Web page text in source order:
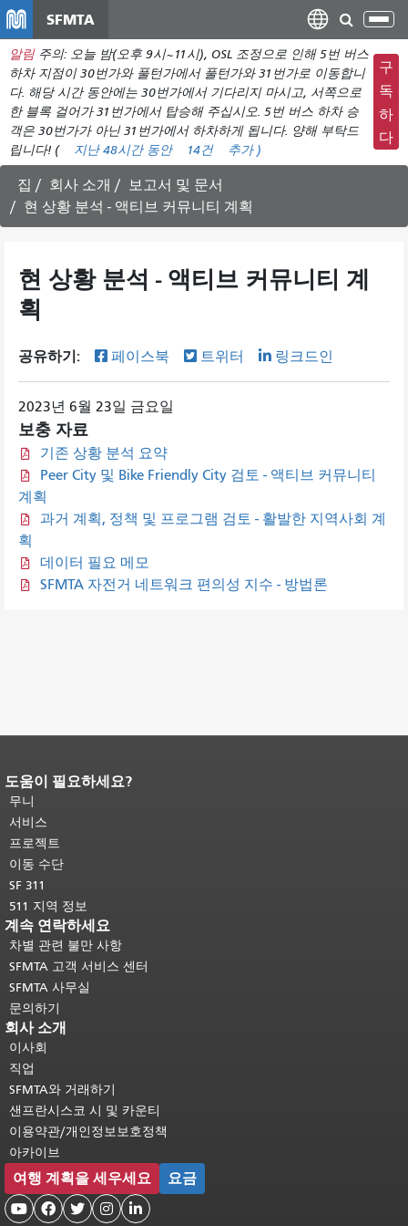
컨
텐
츠
로
건
너
뛰
기
SFMTA
탐
색
메
뉴
전
환
알림 주의: 오늘 밤(오후 9시~11시), OSL 조정으로 인해 5번 버스
하차 지점이 30번가와 풀턴가에서 풀턴가와 31번가로 이동합니
다. 해당 시간 동안에는 30번가에서 기다리지 마시고, 서쪽으로
한 블록 걸어가 31번가에서 탑승해 주십시오. 5번 버스 하차 승
객은 30번가가 아닌 31번가에서 하차하게 됩니다. 양해 부탁드
립니다! (
지난 48시간 동안 14건 추가 )
구
독
하
다
집 회사 소개
보고서 및 문서
현 상황 분석 - 액티브 커뮤니티 계획
현 상황 분석 - 액티브 커뮤니티 계
획
공유하기: 페이스북 트위터 링크드인
2023년 6월 23일 금요일
보충 자료
기존 상황 분석 요약
Peer City 및 Bike Friendly City 검토 - 액티브 커뮤니티
계획
과거 계획, 정책 및 프로그램 검토 - 활발한 지역사회 계
획
데이터 필요 메모
SFMTA 자전거 네트워크 편의성 지수 - 방법론
페이지 내용 끝입니다.이 페이지의 나
머지 내용은 모든 페이지에 반복됩니
다.메인 콘텐츠 상단으로 돌아가려면
여기를 클릭하십시오
도움이 필요하세요?
무니
서비스
프로젝트
이동 수단
SF 311
511 지역 정보
계속 연락하세요
차별 관련 불만 사항
SFMTA 고객 서비스 센터
SFMTA 사무실
문의하기
회사 소개
이사회
직업
SFMTA와 거래하기
샌프란시스코 시 및 카운티
이용약관/개인정보보호정책
아카이브
여행 계획을 세우세요 요금
    